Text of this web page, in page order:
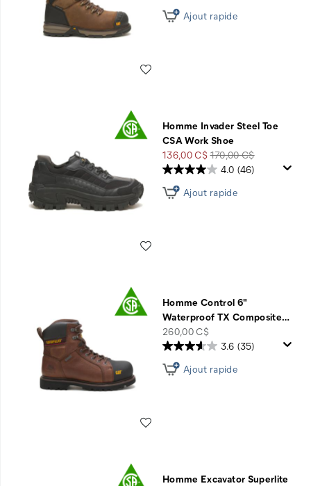
Ajout rapide
Homme Invader Steel Toe
CSA Work Shoe
Prix
soldé
136,00 C$Prix
de
170,00 C$
4.0 (46)
Ajout rapide
Homme Control 6"
Waterproof TX Composite…
price
260,00 C$
3.6 (35)
Ajout rapide
Homme Excavator Superlite